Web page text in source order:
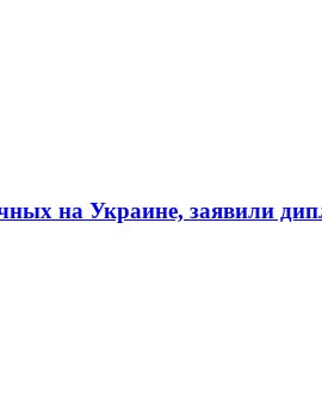
на Украине, заявили